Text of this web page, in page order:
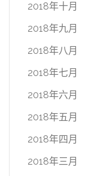
2018年十月
2018年九月
2018年八月
2018年七月
2018年六月
2018年五月
2018年四月
2018年三月